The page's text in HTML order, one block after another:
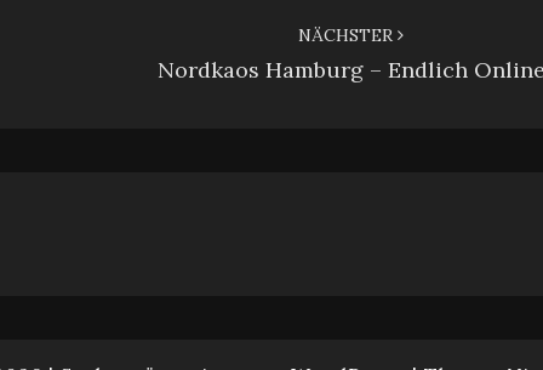
NÄCHSTER
Nordkaos Hamburg – Endlich